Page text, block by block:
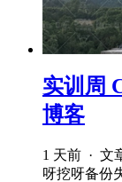
实训周
博客
1 天前 · 文
呀挖呀备份